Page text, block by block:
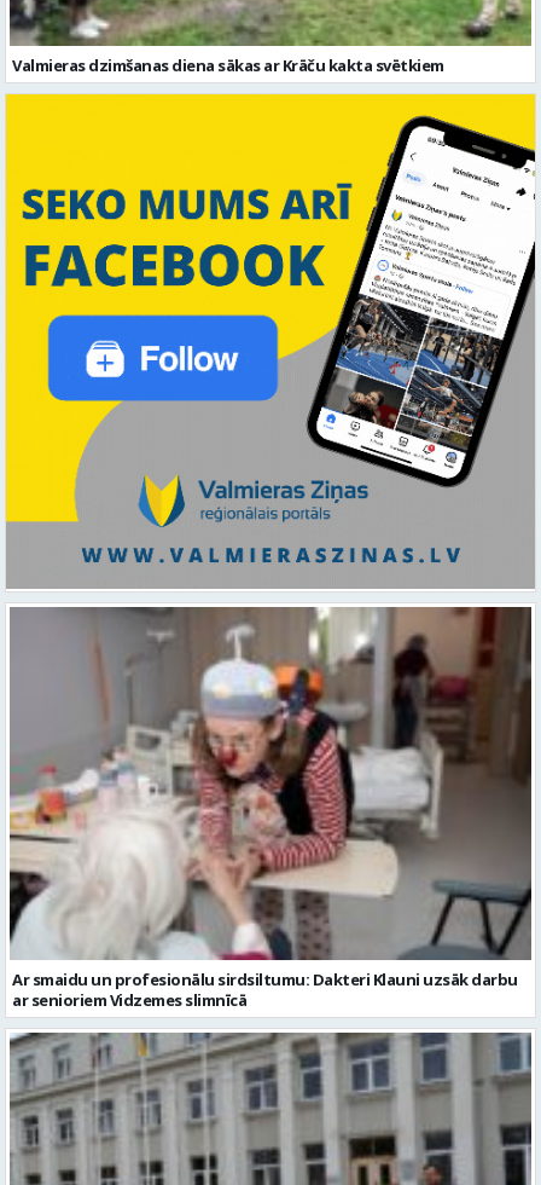
Valmieras dzimšanas diena sākas ar Krāču kakta svētkiem
Ar smaidu un profesionālu sirdsiltumu: Dakteri Klauni uzsāk darbu
ar senioriem Vidzemes slimnīcā